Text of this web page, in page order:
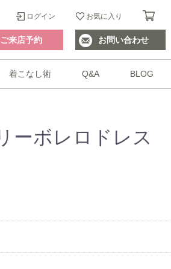
ログイン お気に入り
ご来店予約 お問い合わせ
着こなし術 Q&A BLOG
ーボレロドレス